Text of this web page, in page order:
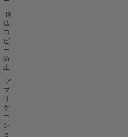
違
法
コ
ピ
ー
防
止
ア
プ
リ
ケ
ー
シ
ョ